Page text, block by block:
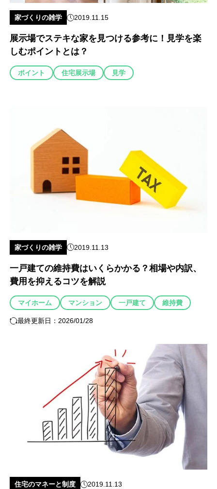
家づくりの雑学 2019.11.15
展示場でステキな家を見つける参考に！見学を楽
しむポイントとは？
ポイント 住宅展示場 見学
家づくりの雑学 2019.11.13
一戸建ての維持費はいくらかかる？相場や内訳、
費用を抑えるコツを解説
マイホーム マンション 一戸建て 維持費
最終更新日：2026/01/28
住宅のマネーと制度 2019.11.13